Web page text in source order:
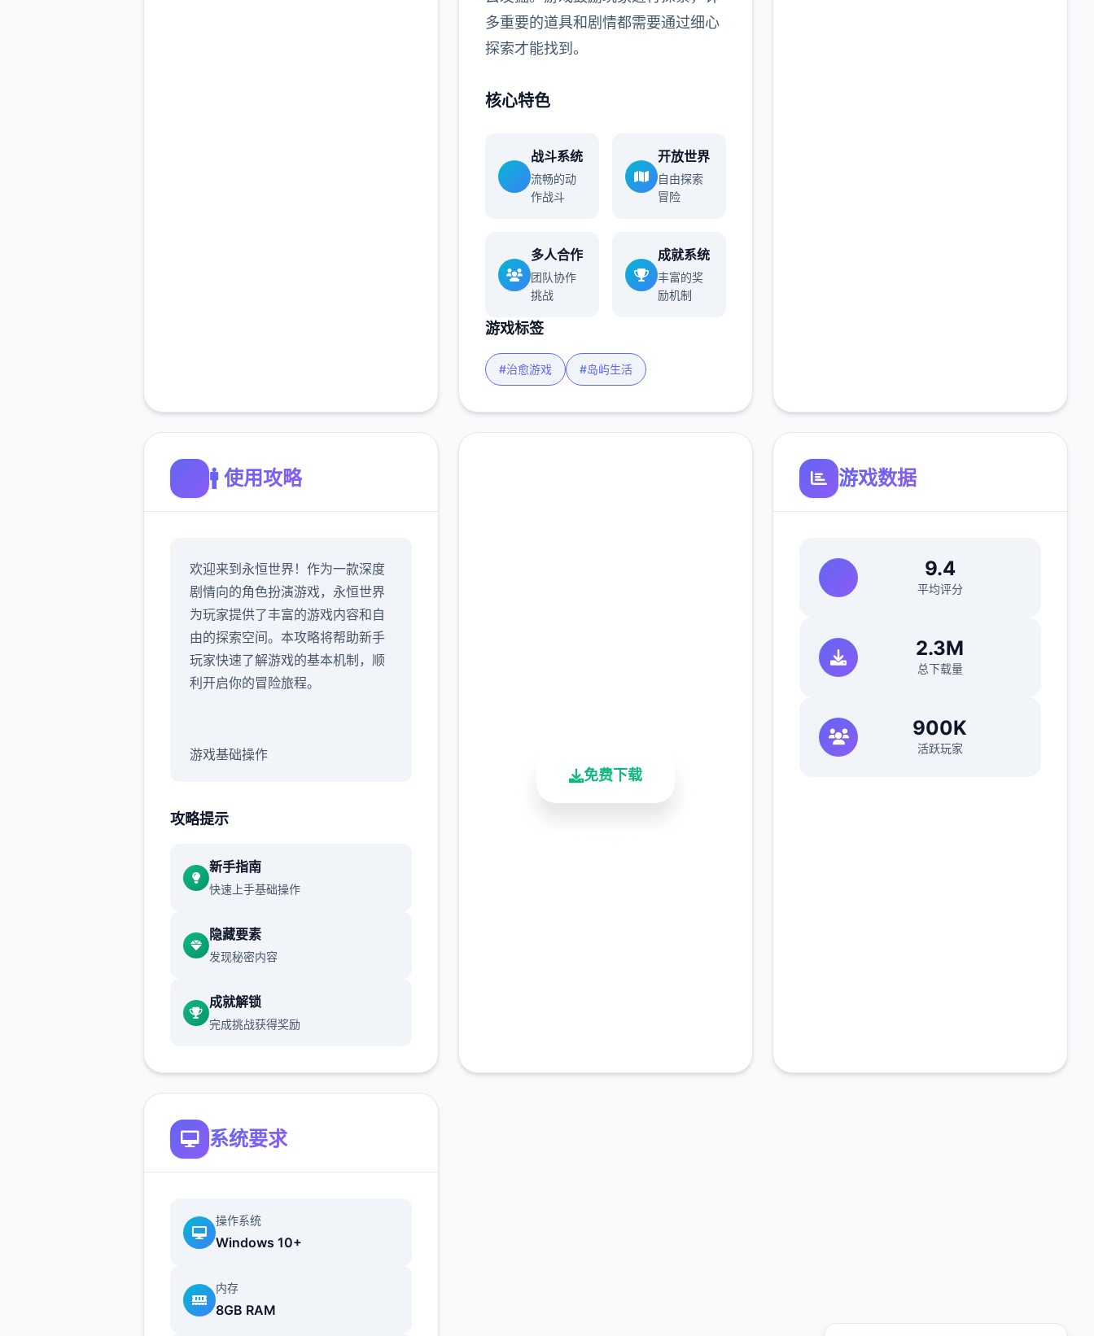
多重要的道具和剧情都需要通过细心
探索才能找到。
核心特色
战斗系统
流畅的动
作战斗
开放世界
自由探索
冒险
多人合作
团队协作
挑战
成就系统
丰富的奖
励机制
游戏标签
#治愈游戏 #岛屿生活
🚹 使用攻略
欢迎来到永恒世界！作为一款深度
剧情向的角色扮演游戏，永恒世界
为玩家提供了丰富的游戏内容和自
由的探索空间。本攻略将帮助新手
玩家快速了解游戏的基本机制，顺
利开启你的冒险旅程。
游戏基础操作
要通过鼠标点击进行交互。游戏采
上的各种元素来触发对话、移动或
者执行动作。界面设计简洁明了，
问。
界面介绍
游戏主界面分为几个主要区域：顶
务等功能。中央区域是主要的游戏
画面，显示当前场景和角色。底部
色互动时显示对话内容和选择。
攻略提示
新手指南
快速上手基础操作
隐藏要素
发现秘密内容
成就解锁
完成挑战获得奖励
免费下载
游戏数据
9.4
平均评分
2.3M
总下载量
900K
活跃玩家
系统要求
操作系统
Windows 10+
内存
8GB RAM